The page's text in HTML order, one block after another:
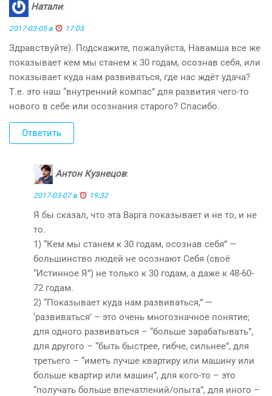
Натали:
2017-03-05 в 17:03
Здравствуйте). Подскажите, пожалуйста, Навамша все же
показывает кем мы станем к 30 годам, осознав себя, или
показывает куда нам развиваться, где нас ждёт удача?
Т.е. это наш “внутренний компас” для развития чего-то
нового в себе или осознания старого? Спасибо.
Ответить
Антон Кузнецов:
2017-03-07 в 19:32
Я бы сказал, что эта Варга показывает и не то, и не
то.
1) “Кем мы станем к 30 годам, осознав себя” —
большинство людей не осознают Себя (своё
“Истинное Я”) не только к 30 годам, а даже к 48-60-
72 годам.
2) “Показывает куда нам развиваться,” —
‘развиваться’ – это очень многозначное понятие;
для одного развиваться – “больше зарабатывать”,
для другого – “быть быстрее, гибче, сильнее”, для
третьего – “иметь лучше квартиру или машину или
больше квартир или машин”, для кого-то – это
“получать больше впечатлений/опыта”, для иного –